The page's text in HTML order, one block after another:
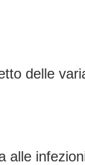
delle
alle